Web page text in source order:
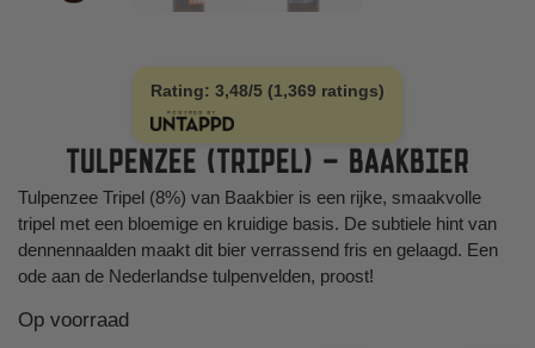
Rating: 3,48/5 (1,369 ratings)
TULPENZEE (TRIPEL) – BAAKBIER
Tulpenzee Tripel (8%) van Baakbier is een rijke, smaakvolle
tripel met een bloemige en kruidige basis. De subtiele hint van
dennennaalden maakt dit bier verrassend fris en gelaagd. Een
ode aan de Nederlandse tulpenvelden, proost!
Op voorraad